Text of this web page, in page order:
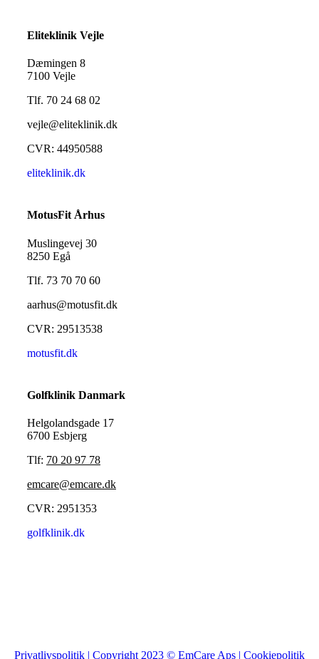
Eliteklinik Vejle
Dæmingen 8
7100 Vejle
Tlf. 70 24 68 02
vejle@eliteklinik.dk
CVR: 44950588
eliteklinik.dk
MotusFit Århus
Muslingevej 30
8250 Egå
Tlf. 73 70 70 60
aarhus@motusfit.dk
CVR: 29513538
motusfit.dk
Golfklinik Danmark
Helgolandsgade 17
6700 Esbjerg
Tlf: 70 20 97 78
emcare@emcare.dk
CVR: 2951353
golfklinik.dk
Privatlivspolitik | Copyright 2023 © EmCare Aps | Cookiepolitik